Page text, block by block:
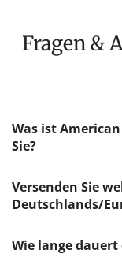
Fragen & Antworten zu American
Was ist
Sie?
Versenden Sie
Deutschlands/
Wie lange